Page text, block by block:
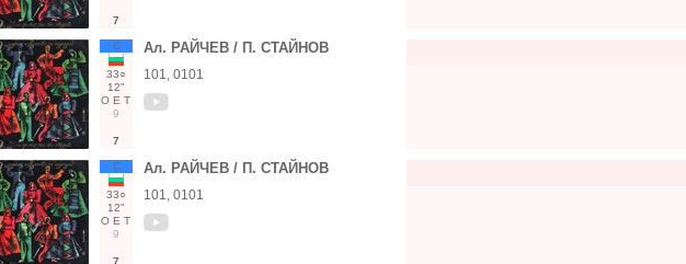
7
С
33○
12"
О Е Т
9
7
Ал. РАЙЧЕВ / П. СТАЙНОВ
101, 0101
С
33○
12"
О Е Т
9
7
Ал. РАЙЧЕВ / П. СТАЙНОВ
101, 0101